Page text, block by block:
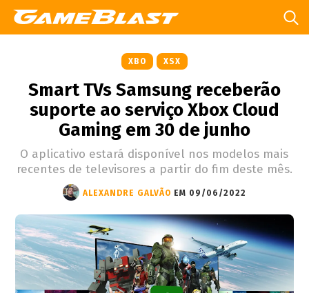
XBO XSX
Smart TVs Samsung receberão
suporte ao serviço Xbox Cloud
Gaming em 30 de junho
O aplicativo estará disponível nos modelos mais
recentes de televisores a partir do fim deste mês.
ALEXANDRE GALVÃO EM 09/06/2022